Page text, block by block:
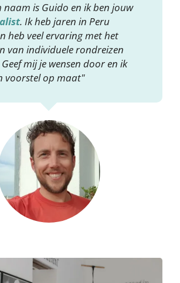
naam is Guido en ik ben jouw
. Ik heb jaren in Peru
heb veel ervaring met het
van individuele rondreizen
mij je wensen door en ik
voorstel op maat"